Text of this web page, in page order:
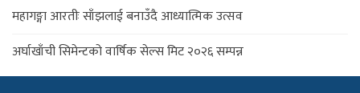
महागङ्गा आरतीः साँझलाई बनाउँदै आध्यात्मिक उत्सव
अर्घाखाँची सिमेन्टको वार्षिक सेल्स मिट २०२६ सम्पन्न